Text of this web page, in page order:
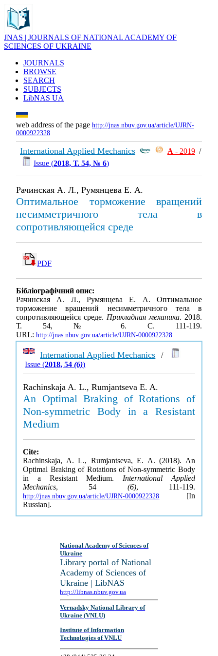
JNAS | JOURNALS OF NATIONAL ACADEMY OF
SCIENCES OF UKRAINE
JOURNALS
BROWSE
SEARCH
SUBJECTS
LibNAS UA
web address of the page http://jnas.nbuv.gov.ua/article/UJRN-
0000922328
International Applied Mechanics А - 2019 /
Issue (2018, Т. 54, № 6)
Рачинская А. Л., Румянцева Е. А.
Оптимальное торможение вращений
несимметричного тела в
сопротивляющейся среде
PDF
Бібліографічний опис:
Рачинская А. Л., Румянцева Е. А. Оптимальное
торможение вращений несимметричного тела в
сопротивляющейся среде. Прикладная механика. 2018.
Т. 54, № 6. С. 111-119.
URL: http://jnas.nbuv.gov.ua/article/UJRN-0000922328
International Applied Mechanics /
Issue (2018, 54(6))
Rachinskaja A. L., Rumjantseva E. A.
An Optimal Braking of Rotations of
Non-symmetric Body in a Resistant
Medium
Cite:
Rachinskaja, A. L., Rumjantseva, E. A. (2018). An
Optimal Braking of Rotations of Non-symmetric Body
in a Resistant Medium. International Applied
Mechanics, 54 (6), 111-119.
http://jnas.nbuv.gov.ua/article/UJRN-0000922328 [In
Russian].
National Academy of Sciences of
Ukraine
Library portal of National
Academy of Sciences of
Ukraine | LibNAS
http://libnas.nbuv.gov.ua
Vernadsky National Library of
Ukraine (VNLU)
Institute of Information
Technologies of VNLU